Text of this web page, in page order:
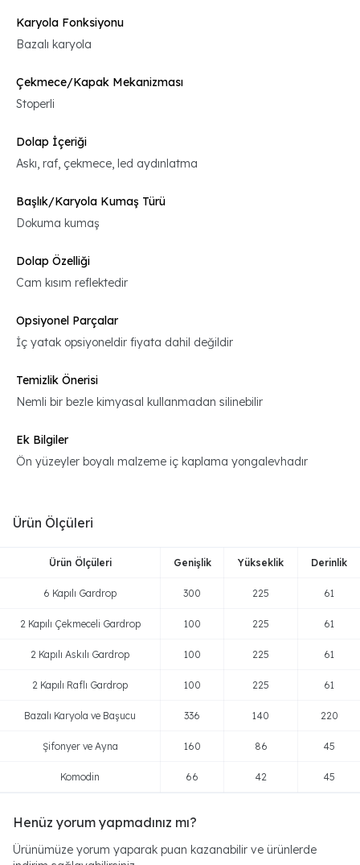
Karyola Fonksiyonu
Bazalı karyola
Çekmece/Kapak Mekanizması
Stoperli
Dolap İçeriği
Askı, raf, çekmece, led aydınlatma
Başlık/Karyola Kumaş Türü
Dokuma kumaş
Dolap Özelliği
Cam kısım reflektedir
Opsiyonel Parçalar
İç yatak opsiyoneldir fiyata dahil değildir
Temizlik Önerisi
Nemli bir bezle kimyasal kullanmadan silinebilir
Ek Bilgiler
Ön yüzeyler boyalı malzeme iç kaplama yongalevhadır
Ürün Ölçüleri
Ürün Ölçüleri Genişlik Yükseklik Derinlik
6 Kapılı Gardrop 300 225 61
2 Kapılı Çekmeceli Gardrop 100 225 61
2 Kapılı Askılı Gardrop 100 225 61
2 Kapılı Raflı Gardrop 100 225 61
Bazalı Karyola ve Başucu 336 140 220
Şifonyer ve Ayna 160 86 45
Komodin 66 42 45
Henüz yorum yapmadınız mı?
Ürünümüze yorum yaparak puan kazanabilir ve ürünlerde